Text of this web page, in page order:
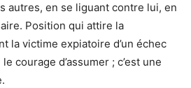
autres, en se liguant contre lui, en
Position qui attire la
la victime expiatoire d’un échec
courage d’assumer ; c’est une